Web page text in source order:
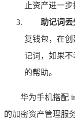
止资产进一步
助记词丢
复钱包，在
记词，如果
的帮助。
华为手机搭配
的加密资产管理服